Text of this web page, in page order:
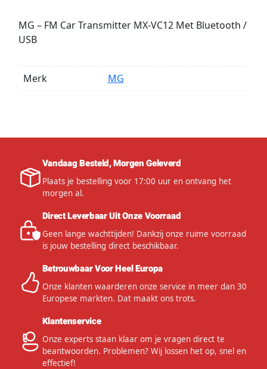
MG – FM Car Transmitter MX-VC12 Met Bluetooth /
USB
Merk MG
Vandaag Besteld, Morgen Geleverd
Plaats je bestelling voor 17:00 uur en ontvang het
morgen al.
Direct Leverbaar Uit Onze Voorraad
Geen lange wachttijden! Dankzij onze ruime voorraad
is jouw bestelling direct beschikbaar.
Betrouwbaar Voor Heel Europa
Onze klanten waarderen onze service in meer dan 30
Europese markten. Dat maakt ons trots.
Klantenservice
Onze experts staan klaar om je vragen direct te
beantwoorden. Problemen? Wij lossen het op, snel en
effectief!